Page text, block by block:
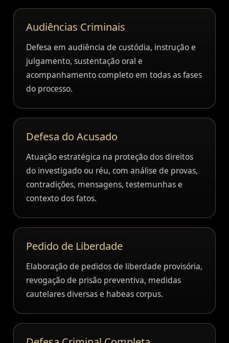
Audiências Criminais
Defesa em audiência de custódia, instrução e
julgamento, sustentação oral e
acompanhamento completo em todas as fases
do processo.
Defesa do Acusado
Atuação estratégica na proteção dos direitos
do investigado ou réu, com análise de provas,
contradições, mensagens, testemunhas e
contexto dos fatos.
Pedido de Liberdade
Elaboração de pedidos de liberdade provisória,
revogação de prisão preventiva, medidas
cautelares diversas e habeas corpus.